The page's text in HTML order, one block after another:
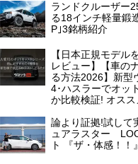
ランドクルーザー
る18インチ軽量鍛
P｣3銘柄紹介
【日本正規モデル
レビュー】【車の
る方法2026】新型
4･ハスラーでオッ
か比較検証! オス
論より証拠!試して
ュアラスター
ト 『ザ・体感！